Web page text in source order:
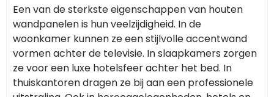
Een van de sterkste eigenschappen van houten
wandpanelen is hun veelzijdigheid. In de
woonkamer kunnen ze een stijlvolle accentwand
vormen achter de televisie. In slaapkamers zorgen
ze voor een luxe hotelsfeer achter het bed. In
thuiskantoren dragen ze bij aan een professionele